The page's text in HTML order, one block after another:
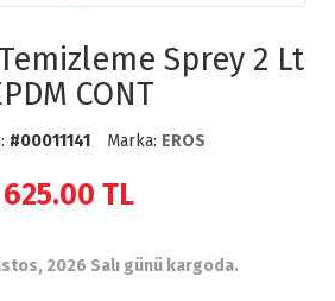
Sprey 2 Lt
CONT
#00011141 Marka: EROS
625.00 TL
2026 Salı günü kargoda.